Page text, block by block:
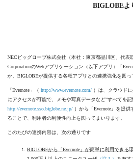
BIGLOBEよ
NECビッグローブ株式会社（本社：東京都品川区、代表
CorporationのWebアプリケーション（以下アプリ）「
か、BIGLOBEが提供する各種アプリとの連携強化を図
「Evernote」（ http://www.evernote.com/ ）は、クラウド
にアクセスが可能で、メモや写真データなど“すべてを
http://evernote.sso.biglobe.ne.jp/ ）から「Evernote」を提
ることで、利用者の利便性向上を図ってまいります。
このたびの連携内容は、次の通りです
BIGLOBEから「Evernote」が簡単に利用できる